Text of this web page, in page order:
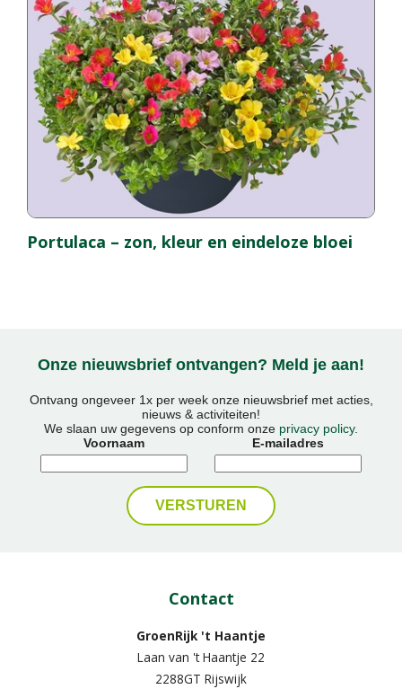
Portulaca – zon, kleur en eindeloze bloei
Onze nieuwsbrief ontvangen? Meld je aan!
Ontvang ongeveer 1x per week onze nieuwsbrief met acties,
nieuws & activiteiten!
We slaan uw gegevens op conform onze privacy policy.
Voornaam
E-mailadres
Contact
GroenRijk 't Haantje
Laan van 't Haantje 22
2288GT Rijswijk